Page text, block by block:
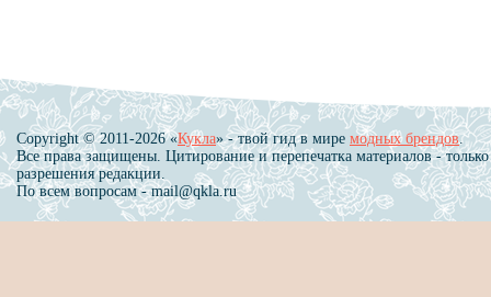
Copyright © 2011-2026 «Кукла» - твой гид в мире модных брендов.
Все права защищены. Цитирование и перепечатка материалов - только
разрешения редакции.
По всем вопросам - mail@qkla.ru